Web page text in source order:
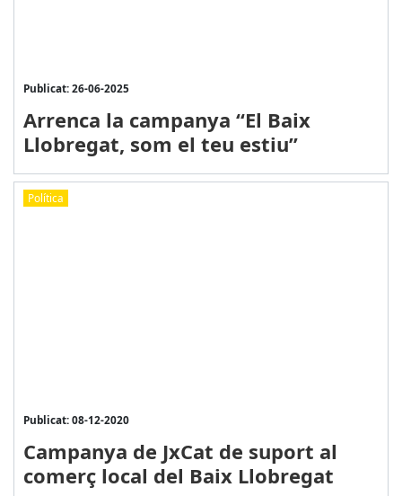
Publicat: 26-06-2025
Arrenca la campanya “El Baix
Llobregat, som el teu estiu”
Política
Publicat: 08-12-2020
Campanya de JxCat de suport al
comerç local del Baix Llobregat